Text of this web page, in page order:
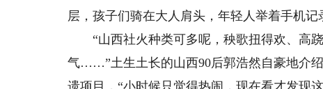
层，孩子们骑在大人肩头，年轻人举着手机
“山西社火种类可多呢，秧歌扭得欢、高跷
气……”土生土长的山西90后郭浩然自豪地介
遗项目，“小时候只觉得热闹，现在看才发现